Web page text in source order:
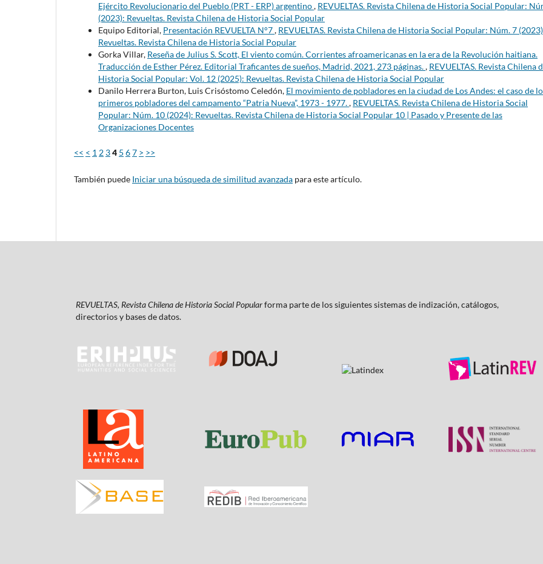
Ejército Revolucionario del Pueblo (PRT - ERP) argentino, REVUELTAS. Revista Chilena de Historia Social Popular:
(2023): Revueltas. Revista Chilena de Historia Social Popular
Equipo Editorial, Presentación REVUELTA N°7, REVUELTAS. Revista Chilena de Historia Social Popular: Núm. 7
Revueltas. Revista Chilena de Historia Social Popular
Gorka Villar, Reseña de Julius S. Scott, El viento común. Corrientes afroamericanas en la era de la Revolución haitiana.
Traducción de Esther Pérez. Editorial Traficantes de sueños, Madrid, 2021, 273 páginas., REVUELTAS. Revista Chilena
Historia Social Popular: Vol. 12 (2025): Revueltas. Revista Chilena de Historia Social Popular
Danilo Herrera Burton, Luis Crisóstomo Celedón, El movimiento de pobladores en la ciudad de Los Andes: el caso de
primeros pobladores del campamento “Patria Nueva”, 1973 - 1977., REVUELTAS. Revista Chilena de Historia Social
Popular: Núm. 10 (2024): Revueltas. Revista Chilena de Historia Social Popular 10 | Pasado y Presente de las
Organizaciones Docentes
<< < 1 2 34 5 67 > >>
También puede Iniciar una búsqueda de similitud avanzada para este artículo.
REVUELTAS, Revista Chilena de Historia Social Popularforma parte de los siguientes sistemas de indización, catálogos,
directorios y bases de datos.